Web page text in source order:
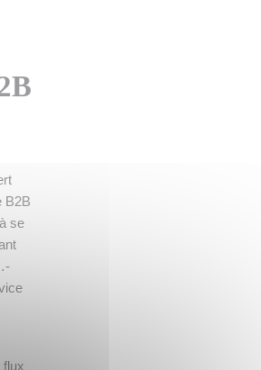
B2B
se
flux